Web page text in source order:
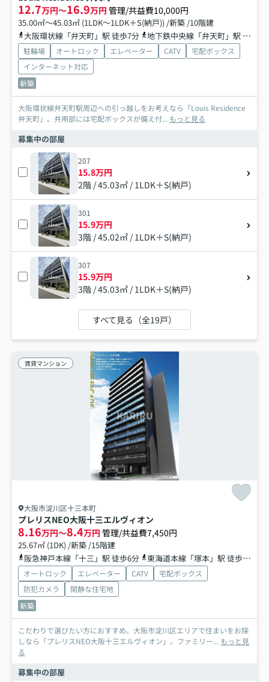
12.7万円～16.9万円 管理/共益費10,000円
35.00㎡～45.03㎡ (1LDK～1LDK＋S(納戸)) /新築 /10階建
大阪環状線「弁天町」駅 徒歩7分
地下鉄中央線「弁天町」駅 徒歩9分
駐輪場 オートロック エレベーター CATV
宅配ボックス
インターネット対応
新築
大阪環状線弁天町駅周辺への引っ越しをお考えなら「Louis Residence
弁天町」。共用部には宅配ボックスが備え付... もっと見る
募集中の部屋
207
15.8万円
2階 / 45.03㎡ / 1LDK＋S(納戸)
301
15.9万円
3階 / 45.02㎡ / 1LDK＋S(納戸)
307
15.9万円
3階 / 45.03㎡ / 1LDK＋S(納戸)
すべて見る（全19戸）
賃貸マンション
大阪市淀川区十三本町
プレリスNEO大阪十三エルヴィオン
8.16万円～8.4万円 管理/共益費7,450円
25.67㎡ (1DK) /新築 /15階建
阪急神戸本線「十三」駅 徒歩6分
東海道本線「塚本」駅 徒歩20分
オートロック エレベーター CATV
宅配ボックス
防犯カメラ
閑静な住宅地
新築
こだわりで選びたい方におすすめ。大阪市淀川区エリアで住まいをお探
しなら「プレリスNEO大阪十三エルヴィオン」。ファミリー... もっと見
る
募集中の部屋